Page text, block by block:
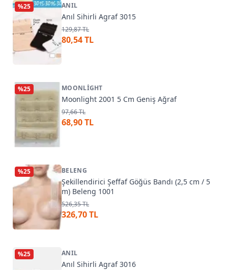
%25 ANIL
Anıl Sihirli Agraf 3015
129,87 TL
80,54 TL
%25 MOONLIGHT
Moonlight 2001 5 Cm Geniş Ağraf
97,66 TL
68,90 TL
%25 BELENG
Şekillendirici Şeffaf Göğüs Bandı (2,5 cm / 5
m) Beleng 1001
526,35 TL
326,70 TL
%25 ANIL
Anıl Sihirli Agraf 3016